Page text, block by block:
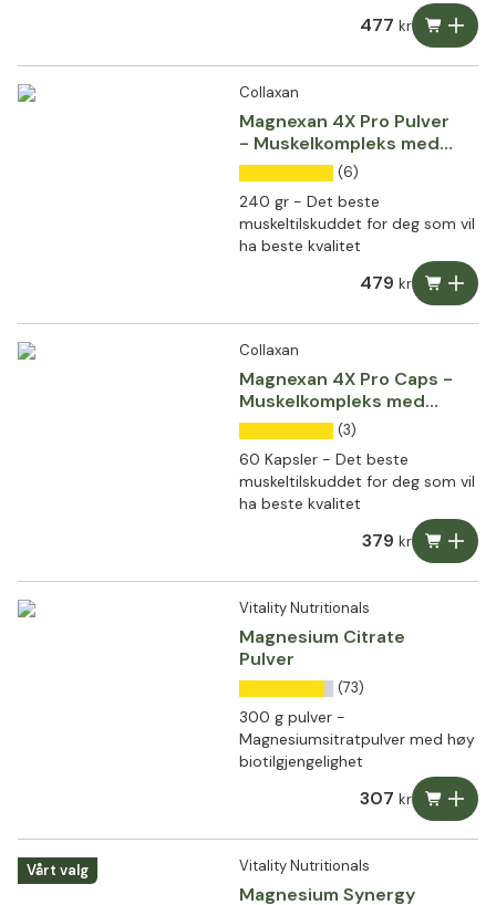
477 kr
Collaxan
Magnexan 4X Pro Pulver
- Muskelkompleks med
magnesiumkraft
(6)
240 gr - Det beste
muskeltilskuddet for deg som vil
ha beste kvalitet
479 kr
Collaxan
Magnexan 4X Pro Caps -
Muskelkompleks med
magnesiumkraft
(3)
60 Kapsler - Det beste
muskeltilskuddet for deg som vil
ha beste kvalitet
379 kr
Vitality Nutritionals
Magnesium Citrate
Pulver
(73)
300 g pulver -
Magnesiumsitratpulver med høy
biotilgjengelighet
307 kr
Vårt valg Vitality Nutritionals
Magnesium Synergy